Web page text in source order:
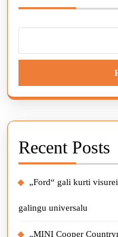
Recent Posts
„Ford“ gali kurti
galingu universalu
„MINI Cooper